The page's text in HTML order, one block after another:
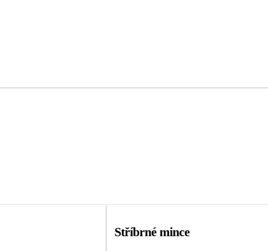
Stříbrné mince